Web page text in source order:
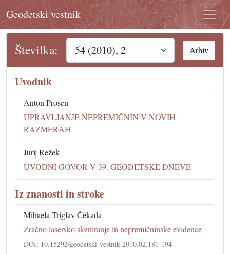
Geodetski vestnik
Številka: Arhiv
Uvodnik
Anton Prosen
UPRAVLJANJE NEPREMIČNIN V NOVIH
RAZMERAH
Jurij Režek
UVODNI GOVOR V 39. GEODETSKE DNEVE
Iz znanosti in stroke
Mihaela Triglav Čekada
Zračno lasersko skeniranje in nepremičninske evidence
DOI: 10.15292/geodetski-vestnik.2010.02.181-194